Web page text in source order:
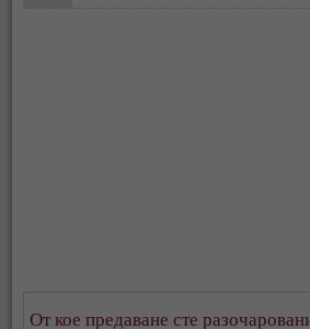
От кое предаване сте